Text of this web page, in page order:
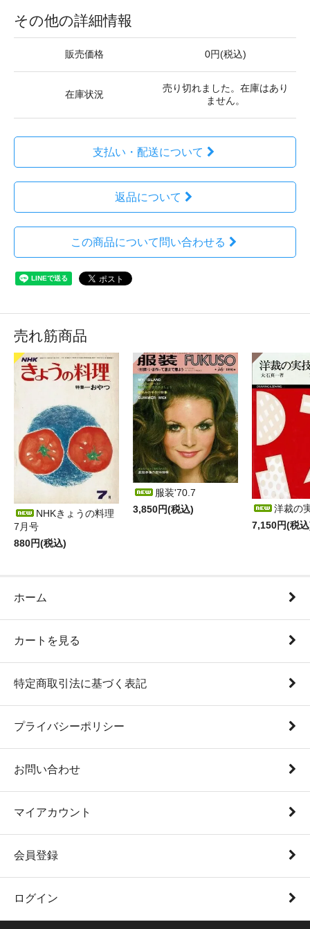
その他の詳細情報
販売価格 0円(税込)
在庫状況
売り切れました。在庫はあり
ません。
支払い・配送について
返品について
この商品について問い合わせる
売れ筋商品
NHKきょうの料理
7月号
880円(税込)
服装'70.7
3,850円(税込)
洋裁の
7,150円(税
ホーム
カートを見る
特定商取引法に基づく表記
プライバシーポリシー
お問い合わせ
マイアカウント
会員登録
ログイン